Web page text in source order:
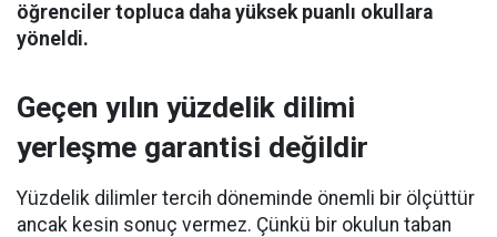
öğrenciler topluca daha yüksek puanlı okullara
yöneldi.
Geçen yılın yüzdelik dilimi
yerleşme garantisi değildir
Yüzdelik dilimler tercih döneminde önemli bir ölçüttür
ancak kesin sonuç vermez. Çünkü bir okulun taban